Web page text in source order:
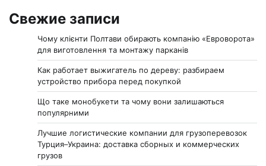
Свежие записи
Чому клієнти Полтави обирають компанію «Евроворота»
для виготовлення та монтажу парканів
Как работает выжигатель по дереву: разбираем
устройство прибора перед покупкой
Що таке монобукети та чому вони залишаються
популярними
Лучшие логистические компании для грузоперевозок
Турция–Украина: доставка сборных и коммерческих
грузов